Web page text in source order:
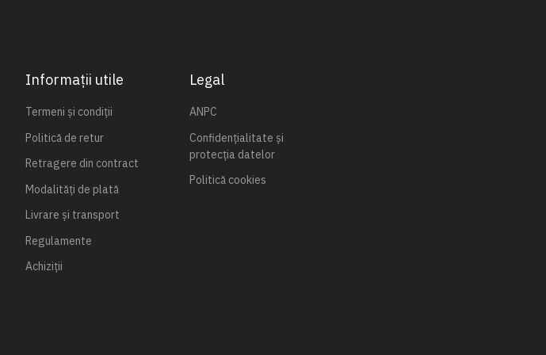
Informații utile
Termeni și condiții
Politică de retur
Retragere din contract
Modalități de plată
Livrare și transport
Regulamente
Achiziții
Legal
ANPC
Confidențialitate și
protecția datelor
Politică cookies